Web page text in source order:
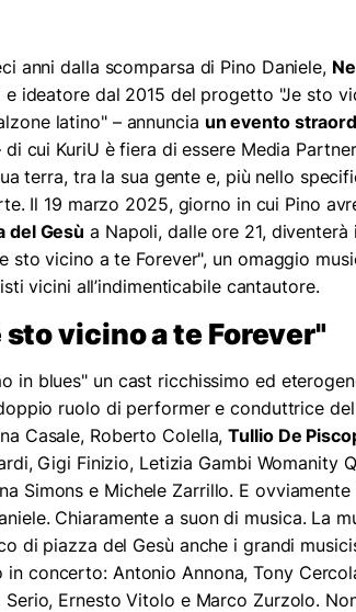
anni dalla scomparsa di Pino Daniele,
ideatore dal 2015 del progetto "Je sto
latino" – annuncia un evento
di cui KuriU è fiera di essere Media
terra, tra la sua gente e, più nello
Il 19 marzo 2025, giorno in cui Pino
del Gesù a Napoli, dalle ore 21,
sto vicino a te Forever", un omaggio
vicini all’indimenticabile cantautore.
sto vicino a te Forever"
in blues" un cast ricchissimo ed
ruolo di performer e conduttrice
Casale, Roberto Colella,Tullio De
Gigi Finizio, Letizia Gambi Womanity
Simons e Michele Zarrillo. E
Chiaramente a suon di musica. La
di piazza del Gesù anche i grandi
concerto: Antonio Annona, Tony
Ernesto Vitolo e Marco Zurzolo.